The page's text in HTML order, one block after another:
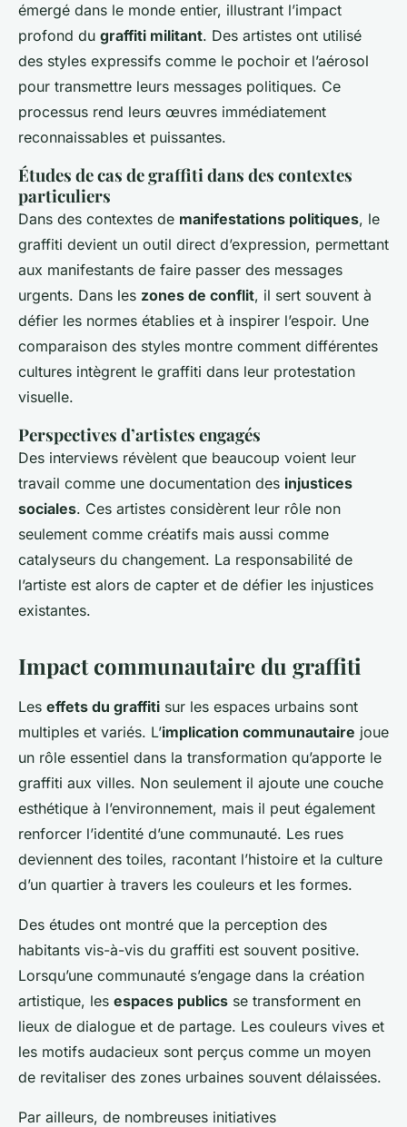
émergé dans le monde entier, illustrant l’impact
profond du graffiti militant. Des artistes ont utilisé
des styles expressifs comme le pochoir et l’aérosol
pour transmettre leurs messages politiques. Ce
processus rend leurs œuvres immédiatement
reconnaissables et puissantes.
Études de cas de graffiti dans des contextes
particuliers
Dans des contextes de manifestations politiques, le
graffiti devient un outil direct d’expression, permettant
aux manifestants de faire passer des messages
urgents. Dans les zones de conflit, il sert souvent à
défier les normes établies et à inspirer l’espoir. Une
comparaison des styles montre comment différentes
cultures intègrent le graffiti dans leur protestation
visuelle.
Perspectives d’artistes engagés
Des interviews révèlent que beaucoup voient leur
travail comme une documentation des injustices
sociales. Ces artistes considèrent leur rôle non
seulement comme créatifs mais aussi comme
catalyseurs du changement. La responsabilité de
l’artiste est alors de capter et de défier les injustices
existantes.
Impact communautaire du graffiti
Les effets du graffiti sur les espaces urbains sont
multiples et variés. L’implication communautaire joue
un rôle essentiel dans la transformation qu’apporte le
graffiti aux villes. Non seulement il ajoute une couche
esthétique à l’environnement, mais il peut également
renforcer l’identité d’une communauté. Les rues
deviennent des toiles, racontant l’histoire et la culture
d’un quartier à travers les couleurs et les formes.
Des études ont montré que la perception des
habitants vis-à-vis du graffiti est souvent positive.
Lorsqu’une communauté s’engage dans la création
artistique, les espaces publics se transforment en
lieux de dialogue et de partage. Les couleurs vives et
les motifs audacieux sont perçus comme un moyen
de revitaliser des zones urbaines souvent délaissées.
Par ailleurs, de nombreuses initiatives